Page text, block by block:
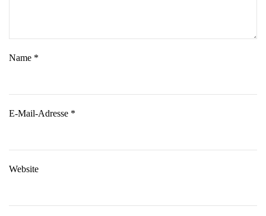
Name *
E-Mail-Adresse *
Website